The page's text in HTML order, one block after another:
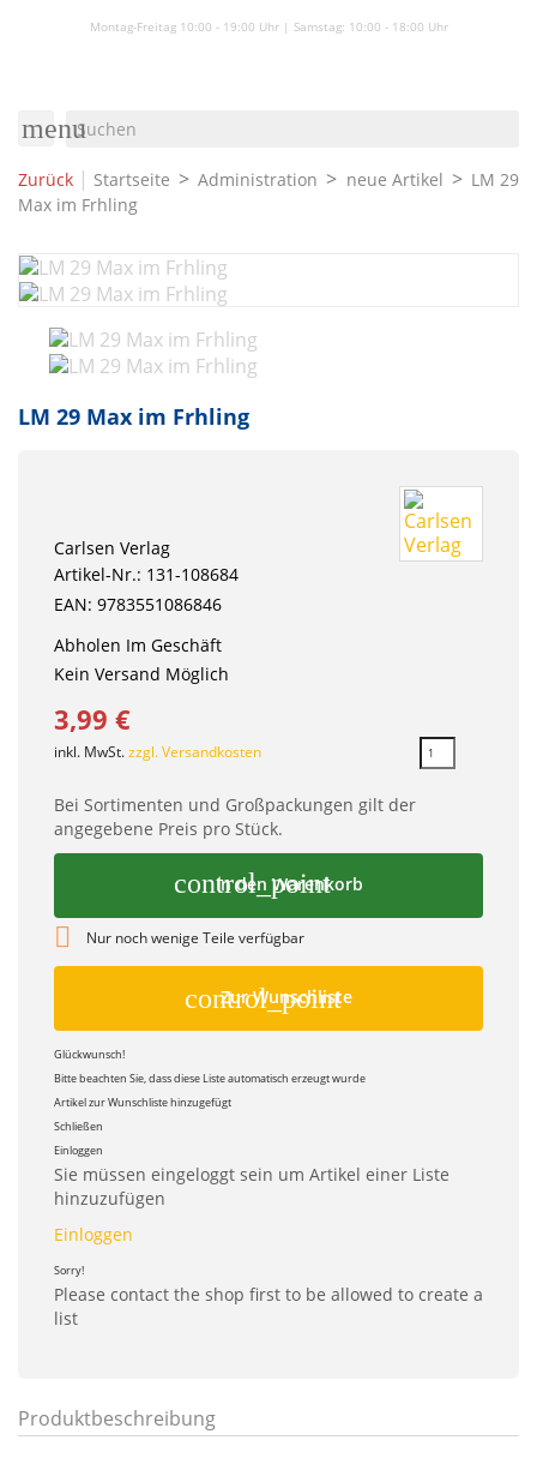
Montag-Freitag 10:00 - 19:00 Uhr | Samstag: 10:00 - 18:00 Uhr
menu
Zurück | Startseite Administration neue Artikel
LM 29
Max im Frhling
LM 29 Max im Frhling
Carlsen Verlag
Artikel-Nr.: 131-108684
EAN: 9783551086846
Abholen Im Geschäft
Kein Versand Möglich
3,99 €
inkl. MwSt.zzgl. Versandkosten
Bei Sortimenten und Großpackungen gilt der
angegebene Preis pro Stück.
control_point
In den Warenkorb
 Nur noch wenige Teile verfügbar
control_point
Zur Wunschliste
Glückwunsch!
Bitte beachten Sie, dass diese Liste automatisch erzeugt wurde
Artikel zur Wunschliste hinzugefügt
Schließen
Einloggen
Sie müssen eingeloggt sein um Artikel einer Liste
hinzuzufügen
Einloggen
Sorry!
Please contact the shop first to be allowed to create a
list
Produktbeschreibung